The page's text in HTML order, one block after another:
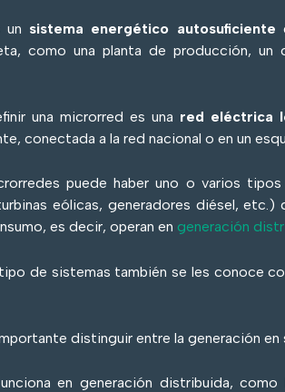
un sistema energético autosuficiente
como una planta de producción, un
una microrred es una red eléctrica
conectada a la red nacional o en un
puede haber uno o varios
eólicas, generadores diésel, etc.)
es decir, operan en generación
de sistemas también se les conoce
distinguir entre la generación en
en generación distribuida, como